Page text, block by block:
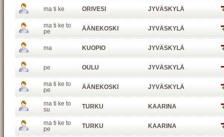
ma ti ke ORIVESI JYVÄSKYLÄ
ma ti ke to
pe
ÄÄNEKOSKI JYVÄSKYLÄ
ma KUOPIO JYVÄSKYLÄ
pe OULU JYVÄSKYLÄ
ma ti ke to
pe
ÄÄNEKOSKI JYVÄSKYLÄ
ma ti ke to
su
TURKU KAARINA
ma ti ke to
pe
TURKU KAARINA